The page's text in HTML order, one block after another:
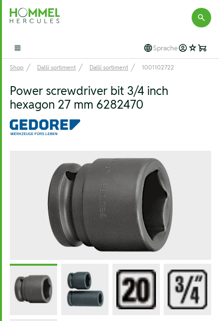
Hommel Hercules
Open main menu Sprache
Shop Další sortiment Další sortiment 1001102722
Power screwdriver bit 3/4 inch
hexagon 27 mm 6282470